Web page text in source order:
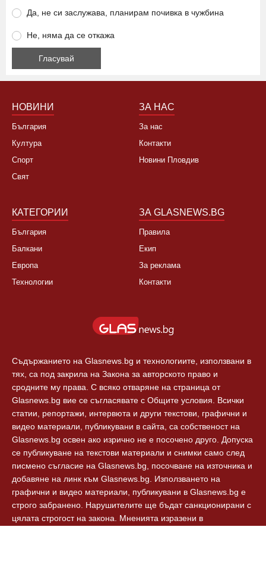
Да, не си заслужава, планирам почивка в чужбина
Не, няма да се откажа
НОВИНИ
България
Култура
Спорт
Свят
ЗА НАС
За нас
Контакти
Новини Пловдив
КАТЕГОРИИ
България
Балкани
Европа
Технологии
ЗА GLASNEWS.BG
Правила
Екип
За реклама
Контакти
Съдържанието на Glasnews.bg и технологиите, използвани в
тях, са под закрила на Закона за авторското право и
сродните му права. С всяко отваряне на страница от
Glasnews.bg вие се съгласявате с Общите условия. Всички
статии, репортажи, интервюта и други текстови, графични и
видео материали, публикувани в сайта, са собственост на
Glasnews.bg освен ако изрично не е посочено друго. Допуска
се публикуване на текстови материали и снимки само след
писмено съгласие на Glasnews.bg, посочване на източника и
добавяне на линк към Glasnews.bg. Използването на
графични и видео материали, публикувани в Glasnews.bg е
строго забранено. Нарушителите ще бъдат санкционирани с
цялата строгост на закона. Мненията изразени в